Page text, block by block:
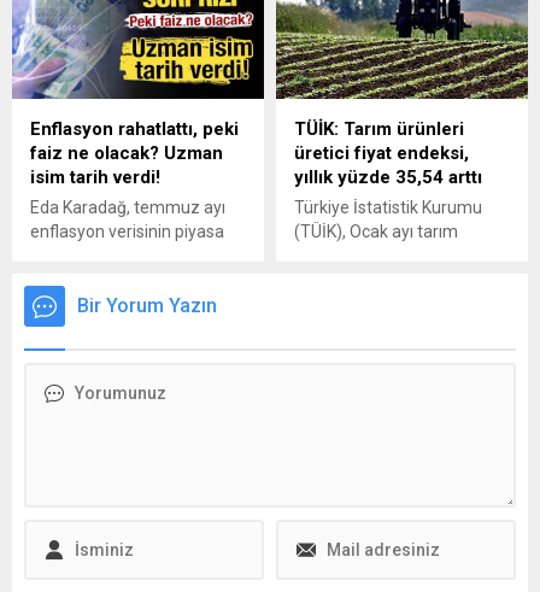
1097 Konut Kura Çekim
Töreni'nde konuşuyor.
Enflasyon rahatlattı, peki
faiz ne olacak? Uzman
isim tarih verdi!
Eda Karadağ, temmuz ayı
enflasyon verisinin piyasa
değerlendirdiklerini
belirterek, tek bir veriyle
para politikasına ilişkin kesin
sağlıklı olmayacağını söyledi.
TÜİK: Tarım ürünleri
üretici fiyat endeksi,
yıllık yüzde 35,54 arttı
Türkiye İstatistik Kurumu
(TÜİK), Ocak ayı tarım
yüzde 35,54 artarken, aylık
Bir Yorum Yazın